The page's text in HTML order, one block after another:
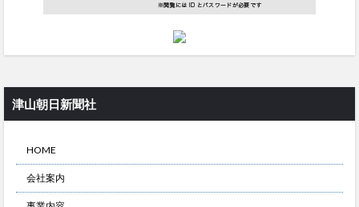
津山朝日新聞社
HOME
会社案内